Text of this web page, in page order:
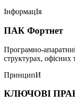
ІнформацІя
ПАК Фортнет
Програмно-
структурах,
ПринципИ
КЛЮЧОВІ